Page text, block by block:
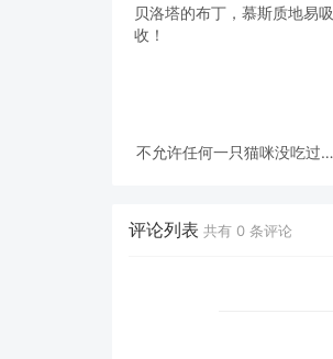
不允许任何一只猫咪没吃过贝
评论列表 共有 0 条评论